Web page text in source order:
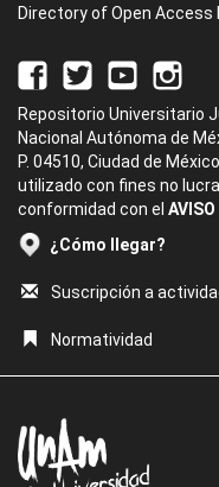
Directory of Open Access
Repositorio Universitario
Nacional Autónoma de
P. 04510, Ciudad de
utilizado con fines no
conformidad con el AVISO
¿Cómo llegar?
Suscripción a
Normatividad